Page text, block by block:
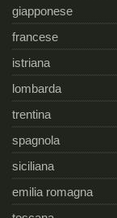
giapponese
francese
istriana
lombarda
trentina
spagnola
siciliana
emilia romagna